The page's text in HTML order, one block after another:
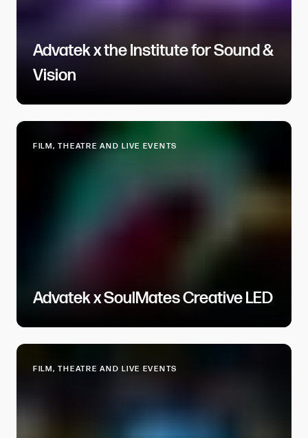
Advatek x the Institute for Sound &
Vision ​​​​‌ ‍ ​‍​‍‌‍ ‌ ​‍‌‍‍‌‌‍‌ ‌‍‍‌‌‍ ‍​‍​‍​ ‍‍​‍​‍‌ ​ ‌‍​‌‌‍ ‍‌‍‍‌‌ ‌​‌ ‍‌​‍ ‍‌‍‍‌‌‍ ​‍​‍​‍ ​​‍​‍‌‍‍​‌ ​‍‌‍‌‌‌‍‌‍​‍​‍​ ‍‍​‍​‍​‍ ‌ ​ ‌ ‌​‌ ‌‌‌‍‌​‌‍‍‌‌‍ ​‍ ‌‍‍‌‌‍ ‍‌ ‌​‌‍‌‌‌‍ ‍‌ ‌​​‍ ‌‍‌‌‌‍‌​‌‍‍‌‌ ‌​​‍ ‌‍ ‌‌‍ ‌‍‌​‌‍‌‌​ ‌‌ ​​‌ ​‍‌‍‌‌‌ ​ ‌‍‌‌‌‍ ‍‌ ‌​‌‍​‌‌ ‌​‌‍‍‌‌‍ ‌‍ ‍​ ‍ ‌‍‍‌‌‍‌​​ ‌​ ​ ‌‍‌‌‌‍​ ​ ‌ ‌‍​‍‌‍‌​​ ​ ‌‍​‍​‍ ‌​ ‌​‌‍​‍​ ‍‌​ ‌ ​‍ ‌​ ‌​​ ​‍​ ‌ ‌‍​ ​‍ ‌​ ‍‌​ ‍‌‌‍​‍​ ‌‌​‍ ‌‌‍‌​​ ‍‌‌‍‌​‌‍‌‌‌‍‌​​ ‌ ​ ‌‍‌‍‌‌​ ​​​ ​ ​ ​‌​ ‌ ​ ‍ ‌ ‌​‌ ‍‌‌ ​​‌‍‌‌​ ‌‌‍​ ‌‍​‌‌ ​ ‌‍‌‌‌‌​ ‌ ‌​‌ ‌‌‌‍‌​‌ ‍‌​ ‍ ‌ ​​‌‍​‌‌ ‌​‌‍‍​​ ‌‌ ‌​‌‍‍‌‌ ‌​‌‍ ​‌‍‌‌​ ‌‍​‍‌‍​‌‌ ​ ‌‍‌‌‌‌‌‌‌ ​‍‌‍ ​​ ‌​‍‌‌​ ​‍‌​‌‍‌ ​ ‌ ‌​‌ ‌‌‌‍‌​‌‍‍‌‌‍ ​‍‌‍‌‍‍‌‌‍‌​​ ‌​ ​ ‌‍‌‌‌‍​ ​ ‌ ‌‍​‍‌‍‌​​ ​ ‌‍​‍​‍ ‌​ ‌​‌‍​‍​ ‍‌​ ‌ ​‍ ‌​ ‌​​ ​‍​ ‌ ‌‍​ ​‍ ‌​ ‍‌​ ‍‌‌‍​‍​ ‌‌​‍ ‌‌‍‌​​ ‍‌‌‍‌​‌‍‌‌‌‍‌​​ ‌ ​ ‌‍‌‍‌‌​ ​​​ ​ ​ ​‌​ ‌ ​‍‌‍‌ ‌​‌ ‍‌‌ ​​‌‍‌‌​ ‌‌‍​ ‌‍​‌‌ ​ ‌‍‌‌‌‌​ ‌ ‌​‌ ‌‌‌‍‌​‌ ‍‌​‍‌‍‌ ​​‌‍​‌‌ ‌​‌‍‍​​ ‌‌ ‌​‌‍‍‌‌ ‌​‌‍ ​‌‍‌‌​‍‌‍‌ ​​‌‍‌‌‌ ​‍‌ ​ ‌ ​​‌‍‌‌‌‍​ ‌ ‌​‌‍‍‌‌ ‌‍‌‍‌‌​ ‌‌ ​​‌ ‌‌‌‍​‍‌‍ ​‌‍‍‌‌ ​ ‌‍‍​‌‍‌‌‌‍‌​​‍​‍‌ ‌
FILM, THEATRE AND LIVE EVENTS​​​​‌ ‍ ​‍​‍‌‍ ‌ ​‍‌‍‍‌‌‍‌ ‌‍‍‌‌‍ ‍​‍​‍​ ‍‍​‍​‍‌ ​ ‌‍​‌‌‍ ‍‌‍‍‌‌ ‌​‌ ‍‌​‍ ‍‌‍‍‌‌‍ ​‍​‍​‍ ​​‍​‍‌‍‍​‌ ​‍‌‍‌‌‌‍‌‍​‍​‍​ ‍‍​‍​‍​‍ ‌ ​ ‌ ‌​‌ ‌‌‌‍‌​‌‍‍‌‌‍ ​‍ ‌‍‍‌‌‍ ‍‌ ‌​‌‍‌‌‌‍ ‍‌ ‌​​‍ ‌‍‌‌‌‍‌​‌‍‍‌‌ ‌​​‍ ‌‍ ‌‌‍ ‌‍‌​‌‍‌‌​ ‌‌ ​​‌ ​‍‌‍‌‌‌ ​ ‌‍‌‌‌‍ ‍‌ ‌​‌‍​‌‌ ‌​‌‍‍‌‌‍ ‌‍ ‍​ ‍ ‌‍‍‌‌‍‌​​ ‌​ ‍​​ ‍​‌‍​‍​ ‌​‌‍‌‍​ ‍‌​ ​ ‌‍‌‍​‍ ‌​ ‌ ‌‍‌‍​ ​​​ ​​​‍ ‌​ ‌​​ ‍​‌‍​ ‌‍​ ​‍ ‌‌‍​‍​ ‌‌​ ​​​ ‌‌​‍ ‌​ ‌​​ ​‍‌‍‌‌​ ​ ​ ​‍​ ​‍​ ‌‍​ ​‍‌‍‌​​ ​​‌‍‌‍​ ‌ ​ ‍ ‌ ‌​‌ ‍‌‌ ​​‌‍‌‌​ ‌‌‍‍‌‌‍ ‍‌‍‌​‌ ‌‌‌ ​ ‌ ‌​‌ ​‍‌ ‍‌​ ‍ ‌ ​​‌‍​‌‌ ‌​‌‍‍​​ ‌‌ ‌​‌‍‍‌‌ ‌​‌‍ ​‌‍‌‌​ ‌‍​‍‌‍​‌‌ ​ ‌‍‌‌‌‌‌‌‌ ​‍‌‍ ​​ ‌​‍‌‌​ ​‍‌​‌‍‌ ​ ‌ ‌​‌ ‌‌‌‍‌​‌‍‍‌‌‍ ​‍‌‍‌‍‍‌‌‍‌​​ ‌​ ‍​​ ‍​‌‍​‍​ ‌​‌‍‌‍​ ‍‌​ ​ ‌‍‌‍​‍ ‌​ ‌ ‌‍‌‍​ ​​​ ​​​‍ ‌​ ‌​​ ‍​‌‍​ ‌‍​ ​‍ ‌‌‍​‍​ ‌‌​ ​​​ ‌‌​‍ ‌​ ‌​​ ​‍‌‍‌‌​ ​ ​ ​‍​ ​‍​ ‌‍​ ​‍‌‍‌​​ ​​‌‍‌‍​ ‌ ​‍‌‍‌ ‌​‌ ‍‌‌ ​​‌‍‌‌​ ‌‌‍‍‌‌‍ ‍‌‍‌​‌ ‌‌‌ ​ ‌ ‌​‌ ​‍‌ ‍‌​‍‌‍‌ ​​‌‍​‌‌ ‌​‌‍‍​​ ‌‌ ‌​‌‍‍‌‌ ‌​‌‍ ​‌‍‌‌​‍‌‍‌ ​​‌‍‌‌‌ ​‍‌ ​ ‌ ​​‌‍‌‌‌‍​ ‌ ‌​‌‍‍‌‌ ‌‍‌‍‌‌​ ‌‌ ​​‌ ‌‌‌‍​‍‌‍ ​‌‍‍‌‌ ​ ‌‍‍​‌‍‌‌‌‍‌​​‍​‍‌ ‌
Advatek x SoulMates Creative LED​​​​‌ ‍ ​‍​‍‌‍ ‌ ​‍‌‍‍‌‌‍‌ ‌‍‍‌‌‍ ‍​‍​‍​ ‍‍​‍​‍‌ ​ ‌‍​‌‌‍ ‍‌‍‍‌‌ ‌​‌ ‍‌​‍ ‍‌‍‍‌‌‍ ​‍​‍​‍ ​​‍​‍‌‍‍​‌ ​‍‌‍‌‌‌‍‌‍​‍​‍​ ‍‍​‍​‍​‍ ‌ ​ ‌ ‌​‌ ‌‌‌‍‌​‌‍‍‌‌‍ ​‍ ‌‍‍‌‌‍ ‍‌ ‌​‌‍‌‌‌‍ ‍‌ ‌​​‍ ‌‍‌‌‌‍‌​‌‍‍‌‌ ‌​​‍ ‌‍ ‌‌‍ ‌‍‌​‌‍‌‌​ ‌‌ ​​‌ ​‍‌‍‌‌‌ ​ ‌‍‌‌‌‍ ‍‌ ‌​‌‍​‌‌ ‌​‌‍‍‌‌‍ ‌‍ ‍​ ‍ ‌‍‍‌‌‍‌​​ ‌​ ​ ​ ​ ​ ‌‌​ ‍​​ ‌​​ ‌​​ ‍‌​ ​​​‍ ‌‌‍‌‍​ ‍‌​ ​​‌‍​‌​‍ ‌​ ‌​​ ‌‌​ ​ ​ ​ ​‍ ‌‌‍​‍‌‍​ ​ ‌​‌‍‌​​‍ ‌​ ‌‌​ ‌‌‌‍‌‌‌‍​‌​ ‍‌​ ‌ ​ ‌‌​ ‌ ‌‍​‌​ ‌‌‌‍​ ​ ‌​​ ‍ ‌ ‌​‌ ‍‌‌ ​​‌‍‌‌​ ‌‌‍​ ‌‍​‌‌ ​ ‌‍‌‌‌‌​ ‌ ‌​‌ ‌‌‌‍‌​‌ ‍‌​ ‍ ‌ ​​‌‍​‌‌ ‌​‌‍‍​​ ‌‌ ‌​‌‍‍‌‌ ‌​‌‍ ​‌‍‌‌​ ‌‍​‍‌‍​‌‌ ​ ‌‍‌‌‌‌‌‌‌ ​‍‌‍ ​​ ‌​‍‌‌​ ​‍‌​‌‍‌ ​ ‌ ‌​‌ ‌‌‌‍‌​‌‍‍‌‌‍ ​‍‌‍‌‍‍‌‌‍‌​​ ‌​ ​ ​ ​ ​ ‌‌​ ‍​​ ‌​​ ‌​​ ‍‌​ ​​​‍ ‌‌‍‌‍​ ‍‌​ ​​‌‍​‌​‍ ‌​ ‌​​ ‌‌​ ​ ​ ​ ​‍ ‌‌‍​‍‌‍​ ​ ‌​‌‍‌​​‍ ‌​ ‌‌​ ‌‌‌‍‌‌‌‍​‌​ ‍‌​ ‌ ​ ‌‌​ ‌ ‌‍​‌​ ‌‌‌‍​ ​ ‌​​‍‌‍‌ ‌​‌ ‍‌‌ ​​‌‍‌‌​ ‌‌‍​ ‌‍​‌‌ ​ ‌‍‌‌‌‌​ ‌ ‌​‌ ‌‌‌‍‌​‌ ‍‌​‍‌‍‌ ​​‌‍​‌‌ ‌​‌‍‍​​ ‌‌ ‌​‌‍‍‌‌ ‌​‌‍ ​‌‍‌‌​‍‌‍‌ ​​‌‍‌‌‌ ​‍‌ ​ ‌ ​​‌‍‌‌‌‍​ ‌ ‌​‌‍‍‌‌ ‌‍‌‍‌‌​ ‌‌ ​​‌ ‌‌‌‍​‍‌‍ ​‌‍‍‌‌ ​ ‌‍‍​‌‍‌‌‌‍‌​​‍​‍‌ ‌
FILM, THEATRE AND LIVE EVENTS​​​​‌ ‍ ​‍​‍‌‍ ‌ ​‍‌‍‍‌‌‍‌ ‌‍‍‌‌‍ ‍​‍​‍​ ‍‍​‍​‍‌ ​ ‌‍​‌‌‍ ‍‌‍‍‌‌ ‌​‌ ‍‌​‍ ‍‌‍‍‌‌‍ ​‍​‍​‍ ​​‍​‍‌‍‍​‌ ​‍‌‍‌‌‌‍‌‍​‍​‍​ ‍‍​‍​‍​‍ ‌ ​ ‌ ‌​‌ ‌‌‌‍‌​‌‍‍‌‌‍ ​‍ ‌‍‍‌‌‍ ‍‌ ‌​‌‍‌‌‌‍ ‍‌ ‌​​‍ ‌‍‌‌‌‍‌​‌‍‍‌‌ ‌​​‍ ‌‍ ‌‌‍ ‌‍‌​‌‍‌‌​ ‌‌ ​​‌ ​‍‌‍‌‌‌ ​ ‌‍‌‌‌‍ ‍‌ ‌​‌‍​‌‌ ‌​‌‍‍‌‌‍ ‌‍ ‍​ ‍ ‌‍‍‌‌‍‌​​ ‌​ ‍​​ ‍​‌‍​‍​ ‌​‌‍‌‍​ ‍‌​ ​ ‌‍‌‍​‍ ‌​ ‌ ‌‍‌‍​ ​​​ ​​​‍ ‌​ ‌​​ ‍​‌‍​ ‌‍​ ​‍ ‌‌‍​‍​ ‌‌​ ​​​ ‌‌​‍ ‌​ ‌​​ ​‍‌‍‌‌​ ​ ​ ​‍​ ​‍​ ‌‍​ ​‍‌‍‌​​ ​​‌‍‌‍​ ‌ ​ ‍ ‌ ‌​‌ ‍‌‌ ​​‌‍‌‌​ ‌‌‍‍‌‌‍ ‍‌‍‌​‌ ‌‌‌ ​ ‌ ‌​‌ ​‍‌ ‍‌​ ‍ ‌ ​​‌‍​‌‌ ‌​‌‍‍​​ ‌‌ ‌​‌‍‍‌‌ ‌​‌‍ ​‌‍‌‌​ ‌‍​‍‌‍​‌‌ ​ ‌‍‌‌‌‌‌‌‌ ​‍‌‍ ​​ ‌​‍‌‌​ ​‍‌​‌‍‌ ​ ‌ ‌​‌ ‌‌‌‍‌​‌‍‍‌‌‍ ​‍‌‍‌‍‍‌‌‍‌​​ ‌​ ‍​​ ‍​‌‍​‍​ ‌​‌‍‌‍​ ‍‌​ ​ ‌‍‌‍​‍ ‌​ ‌ ‌‍‌‍​ ​​​ ​​​‍ ‌​ ‌​​ ‍​‌‍​ ‌‍​ ​‍ ‌‌‍​‍​ ‌‌​ ​​​ ‌‌​‍ ‌​ ‌​​ ​‍‌‍‌‌​ ​ ​ ​‍​ ​‍​ ‌‍​ ​‍‌‍‌​​ ​​‌‍‌‍​ ‌ ​‍‌‍‌ ‌​‌ ‍‌‌ ​​‌‍‌‌​ ‌‌‍‍‌‌‍ ‍‌‍‌​‌ ‌‌‌ ​ ‌ ‌​‌ ​‍‌ ‍‌​‍‌‍‌ ​​‌‍​‌‌ ‌​‌‍‍​​ ‌‌ ‌​‌‍‍‌‌ ‌​‌‍ ​‌‍‌‌​‍‌‍‌ ​​‌‍‌‌‌ ​‍‌ ​ ‌ ​​‌‍‌‌‌‍​ ‌ ‌​‌‍‍‌‌ ‌‍‌‍‌‌​ ‌‌ ​​‌ ‌‌‌‍​‍‌‍ ​‌‍‍‌‌ ​ ‌‍‍​‌‍‌‌‌‍‌​​‍​‍‌ ‌